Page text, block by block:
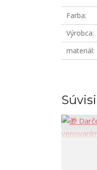
Farba
Výrobca
materiál